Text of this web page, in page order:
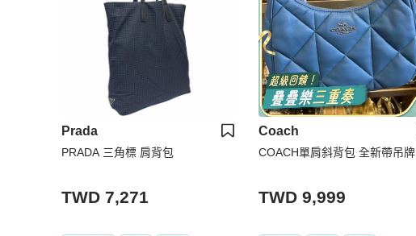
Prada
PRADA 三角標 肩背包
TWD 7,271
Coach
COACH單肩斜背包 全新帶吊牌
TWD 9,999